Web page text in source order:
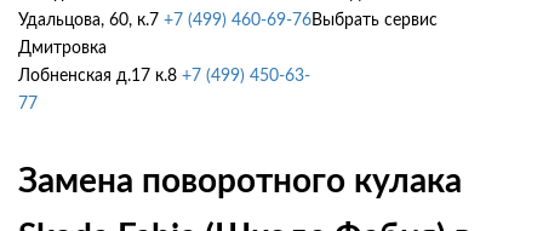
Удальцова, 60, к.7 +7 (499) 460-69-76
Дмитровка
Лобненская д.17 к.8 +7 (499) 450-63-
77
Выбрать сервис
Замена поворотного кулака